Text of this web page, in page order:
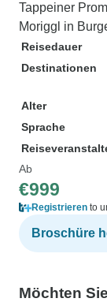
Tappeiner
Moriggl in
Reisedauer
Destinationen
Alter
Sprache
Ab
€999
Registrieren to
Broschüre
Möchten